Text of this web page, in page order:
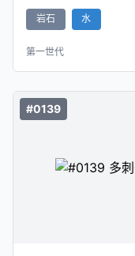
岩石 水
第一世代
#0139